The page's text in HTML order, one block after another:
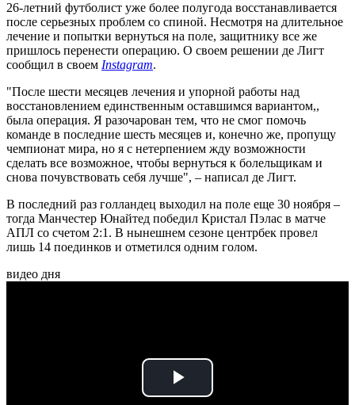
26-летний футболист уже более полугода восстанавливается
после серьезных проблем со спиной. Несмотря на длительное
лечение и попытки вернуться на поле, защитнику все же
пришлось перенести операцию. О своем решении де Лигт
сообщил в своем Instagram.
"После шести месяцев лечения и упорной работы над
восстановлением единственным оставшимся вариантом,,
была операция. Я разочарован тем, что не смог помочь
команде в последние шесть месяцев и, конечно же, пропущу
чемпионат мира, но я с нетерпением жду возможности
сделать все возможное, чтобы вернуться к болельщикам и
снова почувствовать себя лучше", – написал де Лигт.
В последний раз голландец выходил на поле еще 30 ноября –
тогда Манчестер Юнайтед победил Кристал Пэлас в матче
АПЛ со счетом 2:1. В нынешнем сезоне центрбек провел
лишь 14 поединков и отметился одним голом.
видео дня
Play